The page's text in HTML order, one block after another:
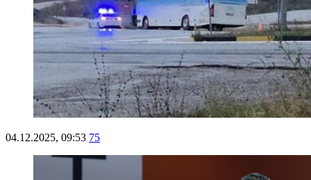
04.12.2025, 09:53 75